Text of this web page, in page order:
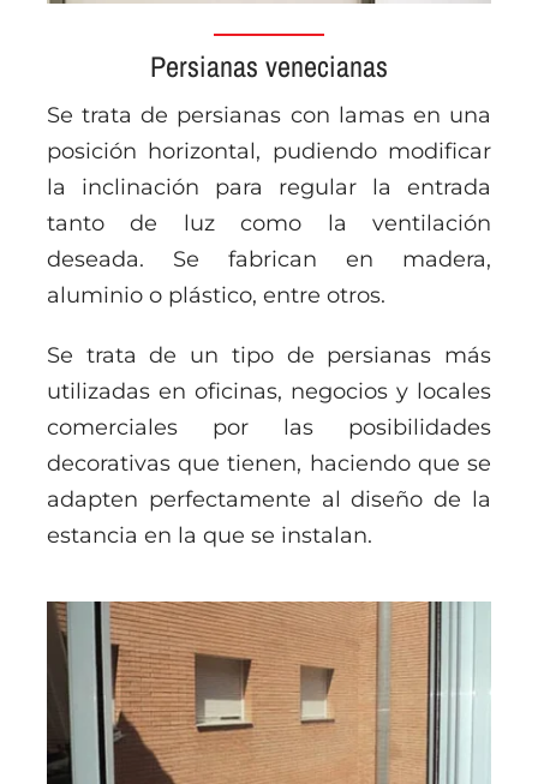
Persianas venecianas
Se trata de persianas con lamas en una
posición horizontal, pudiendo modificar
la inclinación para regular la entrada
tanto de luz como la ventilación
deseada. Se fabrican en madera,
aluminio o plástico, entre otros.
Se trata de un tipo de persianas más
utilizadas en oficinas, negocios y locales
comerciales por las posibilidades
decorativas que tienen, haciendo que se
adapten perfectamente al diseño de la
estancia en la que se instalan.